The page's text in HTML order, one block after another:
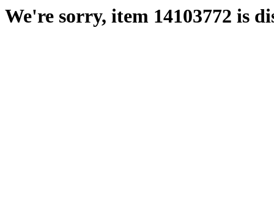
We're sorry, item 14103772 is